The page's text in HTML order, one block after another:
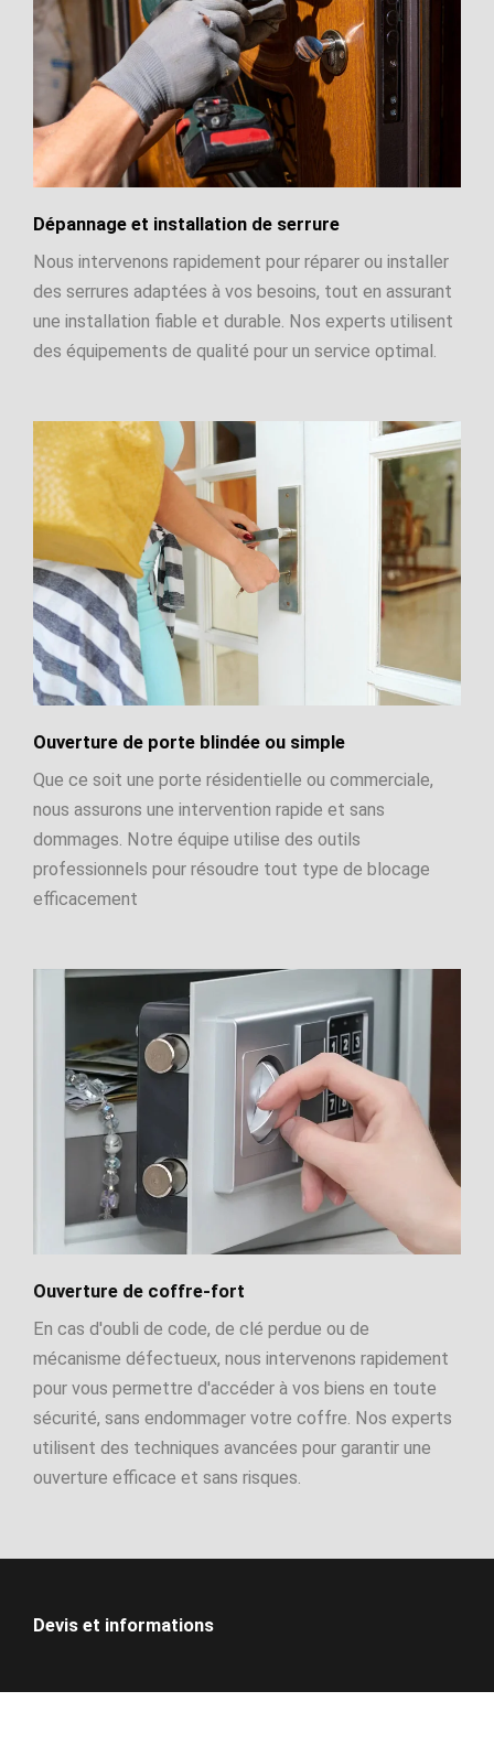
Dépannage et installation de serrure
Nous intervenons rapidement pour réparer ou installer
des serrures adaptées à vos besoins, tout en assurant
une installation fiable et durable. Nos experts utilisent
des équipements de qualité pour un service optimal.
Ouverture de porte blindée ou simple
Que ce soit une porte résidentielle ou commerciale,
nous assurons une intervention rapide et sans
dommages. Notre équipe utilise des outils
professionnels pour résoudre tout type de blocage
efficacement
Ouverture de coffre-fort
En cas d'oubli de code, de clé perdue ou de
mécanisme défectueux, nous intervenons rapidement
pour vous permettre d'accéder à vos biens en toute
sécurité, sans endommager votre coffre. Nos experts
utilisent des techniques avancées pour garantir une
ouverture efficace et sans risques.
Devis et informations